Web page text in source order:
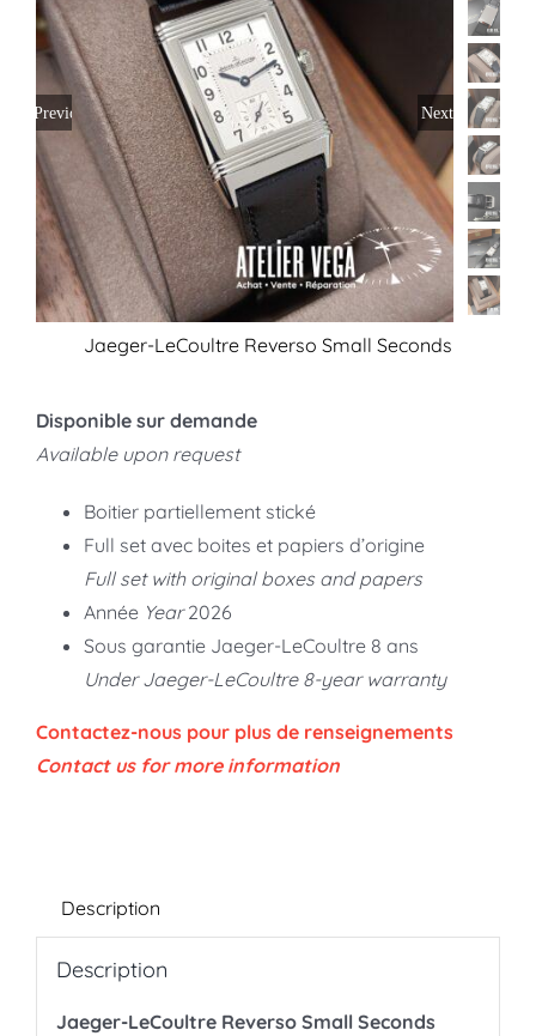
Previous Next
Jaeger-LeCoultre Reverso Small Seconds
Disponible sur demande
Available upon request
Boitier partiellement stické
Full set avec boites et papiers d’origine
Full set with original boxes and papers
Année Year2026
Sous garantie Jaeger-LeCoultre 8 ans
Under Jaeger-LeCoultre 8-year warranty
Contactez-nous pour plus de renseignements
Contact us for more information
Description
Description
Jaeger-LeCoultre Reverso Small Seconds